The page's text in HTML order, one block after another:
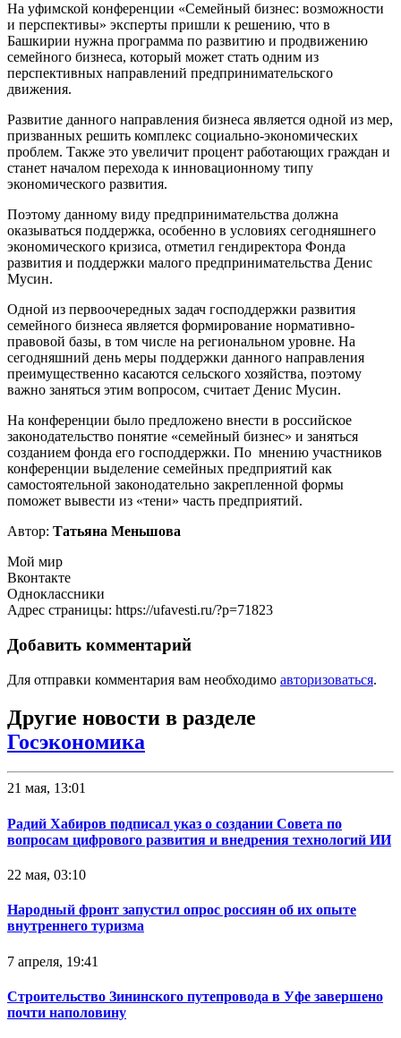
На уфимской конференции «Семейный бизнес: возможности
и перспективы» эксперты пришли к решению, что в
Башкирии нужна программа по развитию и продвижению
семейного бизнеса, который может стать одним из
перспективных направлений предпринимательского
движения.
Развитие данного направления бизнеса является одной из мер,
призванных решить комплекс социально-экономических
проблем. Также это увеличит процент работающих граждан и
станет началом перехода к инновационному типу
экономического развития.
Поэтому данному виду предпринимательства должна
оказываться поддержка, особенно в условиях сегодняшнего
экономического кризиса, отметил гендиректора Фонда
развития и поддержки малого предпринимательства Денис
Мусин.
Одной из первоочередных задач господдержки развития
семейного бизнеса является формирование нормативно-
правовой базы, в том числе на региональном уровне. На
сегодняшний день меры поддержки данного направления
преимущественно касаются сельского хозяйства, поэтому
важно заняться этим вопросом, считает Денис Мусин.
На конференции было предложено внести в российское
законодательство понятие «семейный бизнес» и заняться
созданием фонда его господдержки. По мнению участников
конференции выделение семейных предприятий как
самостоятельной законодательно закрепленной формы
поможет вывести из «тени» часть предприятий.
Автор: Татьяна Меньшова
Мой мир
Вконтакте
Одноклассники
Адрес страницы: https://ufavesti.ru/?p=71823
Добавить комментарий
Для отправки комментария вам необходимо авторизоваться.
Другие новости в разделе
Госэкономика
21 мая, 13:01
Радий Хабиров подписал указ о создании Совета по
вопросам цифрового развития и внедрения технологий ИИ
22 мая, 03:10
Народный фронт запустил опрос россиян об их опыте
внутреннего туризма
7 апреля, 19:41
Строительство Зининского путепровода в Уфе завершено
почти наполовину